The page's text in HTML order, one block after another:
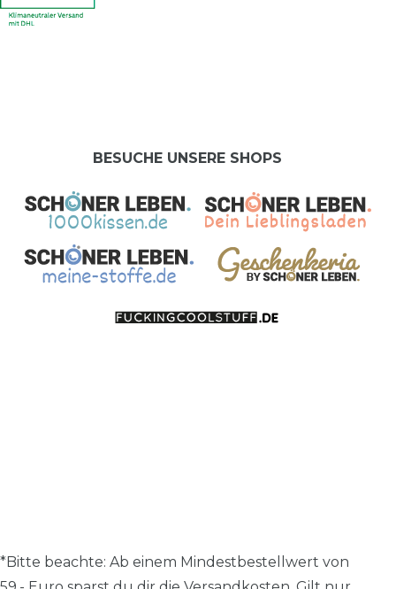
BESUCHE UNSERE SHOPS
*Bitte beachte: Ab einem Mindestbestellwert von